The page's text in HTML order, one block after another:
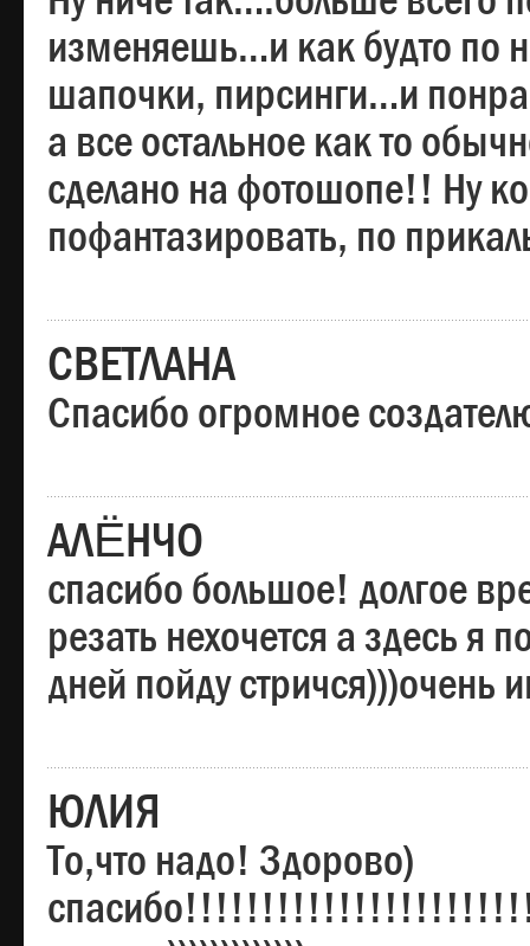
изменяешь…и как будто по
шапочки, пирсинги…и
а все остальное как то
сделано на фотошопе!! Ну
пофантазировать, по
СВЕТЛАНА
Спасибо огромное
АЛЁНЧО
спасибо большое! долгое
резать нехочется а здесь я
дней пойду стричся)))очень
ЮЛИЯ
То,что надо! Здорово)